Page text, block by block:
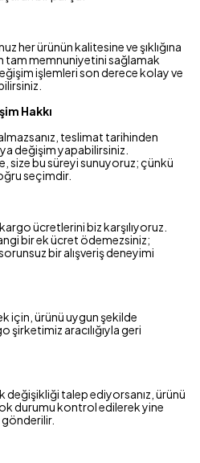
her ürünün kalitesine ve şıklığına
tam memnuniyetini sağlamak
işlemleri son derece kolay ve
Hakkı
teslimat tarihinden
değişim yapabilirsiniz.
size bu süreyi sunuyoruz; çünkü
seçimdir.
ücretlerini biz karşılıyoruz.
bir ek ücret ödemezsiniz;
bir alışveriş deneyimi
için, ürünü uygun şekilde
şirketimiz aracılığıyla geri
değişikliği talep ediyorsanız, ürünü
durumu kontrol edilerek yine
gönderilir.